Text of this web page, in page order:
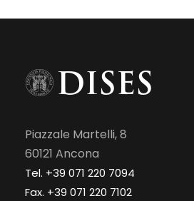
Piazzale Martelli, 8
60121 Ancona
Tel. +39 071 220 7094
Fax. +39 071 220 7102